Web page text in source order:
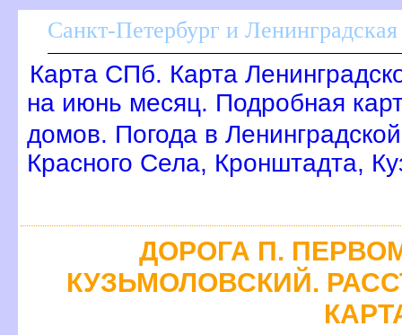
Санкт-Петербург и Ленинградская
Карта СПб. Карта
на июнь месяц. Подробная
домов. Погода в
Красного Села, Кронштадта,
ДОРОГА П.
КУЗЬМОЛОВСКИЙ.